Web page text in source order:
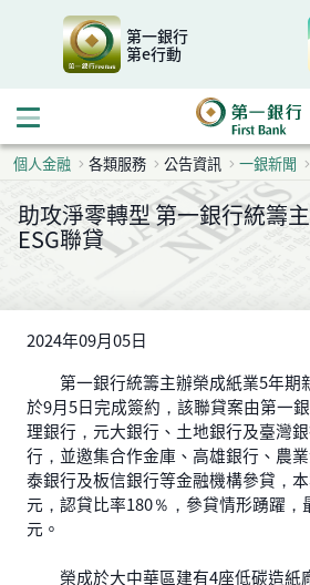
第一銀行
第e行動
開啟行動選單
個人金融 各類服務 公告資訊 一銀新聞
助攻淨零轉型 第一銀行統籌
ESG聯貸
2024年09月05日
第一銀行統籌主辦榮成紙業5年期
於9月5日完成簽約，該聯貸案由第一
理銀行，元大銀行、土地銀行及臺灣
行，並邀集合作金庫、高雄銀行、農
泰銀行及板信銀行等金融機構參貸，
元，認貸比率180％，參貸情形踴躍
元。
榮成於大中華區建有4座低碳造紙